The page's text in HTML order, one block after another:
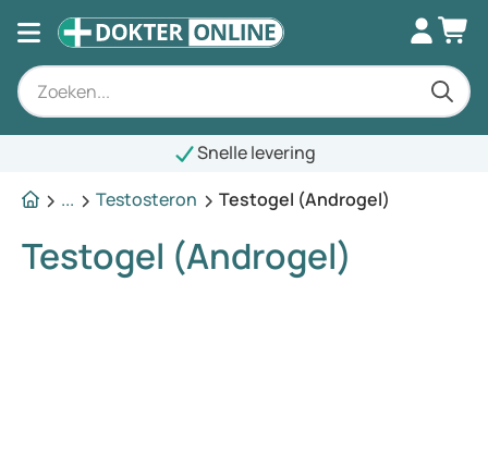
Snelle levering
...
Testosteron Testogel (Androgel)
Testogel (Androgel)